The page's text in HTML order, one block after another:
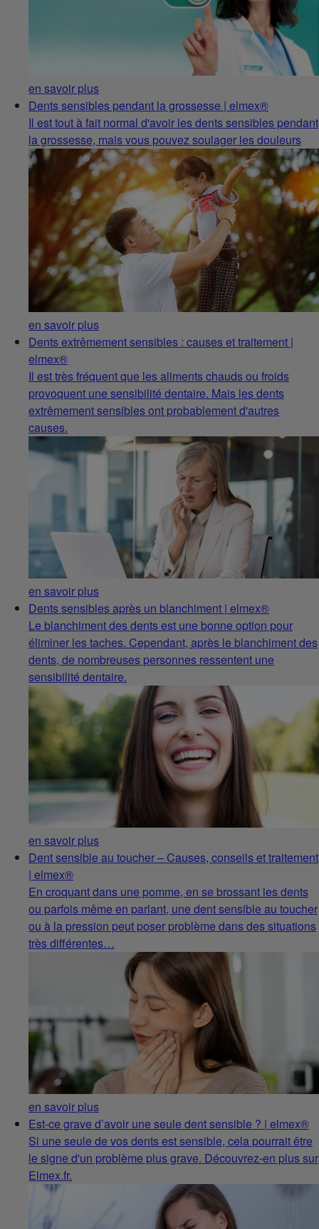
en savoir plus
Dents sensibles pendant la grossesse | elmex®
Il est tout à fait normal d'avoir les dents sensibles pendant
la grossesse, mais vous pouvez soulager les douleurs
en savoir plus
Dents extrêmement sensibles : causes et traitement |
elmex®
Il est très fréquent que les aliments chauds ou froids
provoquent une sensibilité dentaire. Mais les dents
extrêmement sensibles ont probablement d'autres
causes.
en savoir plus
Dents sensibles après un blanchiment | elmex®
Le blanchiment des dents est une bonne option pour
éliminer les taches. Cependant, après le blanchiment des
dents, de nombreuses personnes ressentent une
sensibilité dentaire.
en savoir plus
Dent sensible au toucher – Causes, conseils et traitement
| elmex®
En croquant dans une pomme, en se brossant les dents
ou parfois même en parlant, une dent sensible au toucher
ou à la pression peut poser problème dans des situations
très différentes…
en savoir plus
Est-ce grave d’avoir une seule dent sensible ? | elmex®
Si une seule de vos dents est sensible, cela pourrait être
le signe d'un problème plus grave. Découvrez-en plus sur
Elmex.fr.